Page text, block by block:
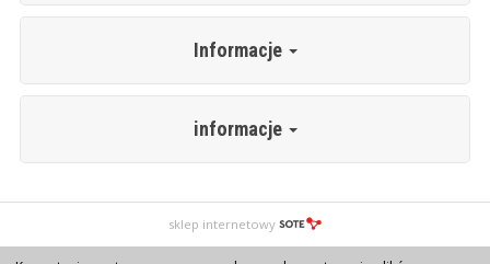
Informacje
informacje
sklep internetowy